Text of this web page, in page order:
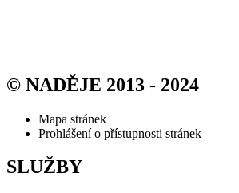
© NADĚJE 2013 - 2024
Mapa stránek
Prohlášení o přístupnosti stránek
SLUŽBY